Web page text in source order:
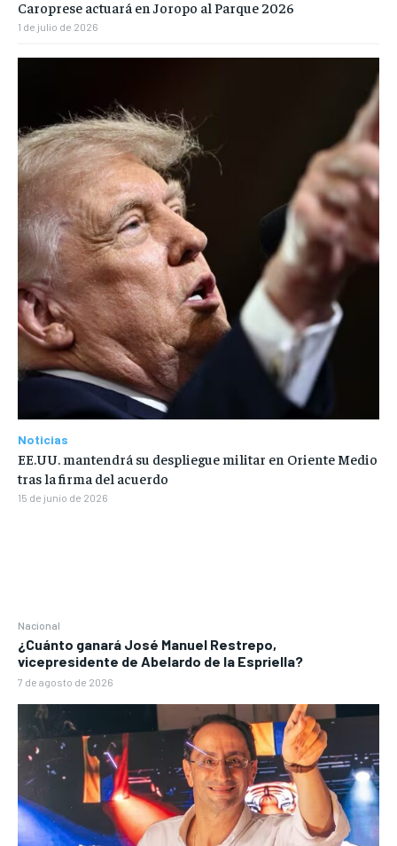
Nacional
¿Cuánto ganará José Manuel Restrepo,
vicepresidente de Abelardo de la Espriella?
7 de agosto de 2026
Caroprese actuará en Joropo al Parque 2026
1 de julio de 2026
Noticias
EE.UU. mantendrá su despliegue militar en Oriente Medio
tras la firma del acuerdo
15 de junio de 2026